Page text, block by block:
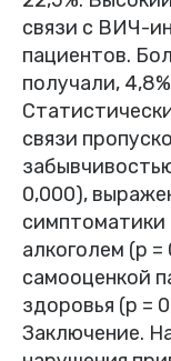
связи с ВИЧ-
пациентов.
получали,
связи
0,000),
симптоматики
алкоголем (p
самооценкой
здоровья (p =
Заключение.